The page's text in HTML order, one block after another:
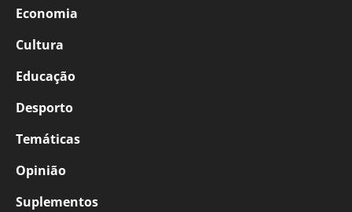
Economia
Cultura
Educação
Desporto
Temáticas
Opinião
Suplementos